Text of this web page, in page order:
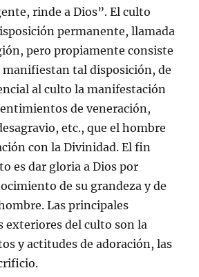
rinde a Dios”. El culto
permanente, llamada
pero propiamente consiste
manifiestan tal disposición, de
al culto la manifestación
de veneración,
etc., que el hombre
con la Divinidad. El fin
es dar gloria a Dios por
de su grandeza y de
Las principales
exteriores del culto son la
y actitudes de adoración, las